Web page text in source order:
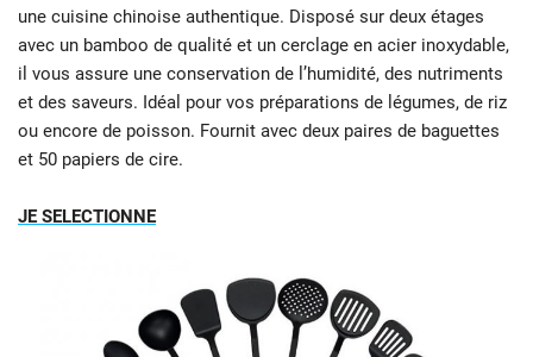
une cuisine chinoise authentique. Disposé sur deux étages
avec un bamboo de qualité et un cerclage en acier inoxydable,
il vous assure une conservation de l’humidité, des nutriments
et des saveurs. Idéal pour vos préparations de légumes, de riz
ou encore de poisson. Fournit avec deux paires de baguettes
et 50 papiers de cire.
JE SELECTIONNE